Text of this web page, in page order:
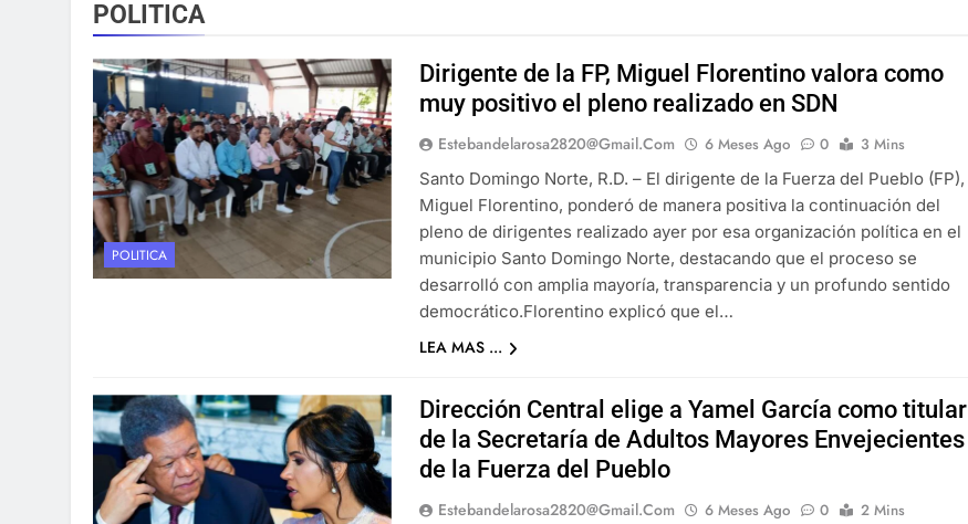
POLITICA
POLITICA
Dirigente de la FP, Miguel Florentino valora como
muy positivo el pleno realizado en SDN
Estebandelarosa2820@gmail.com 6 Meses Ago 0
3 Mins
Santo Domingo Norte, R.D. – El dirigente de la Fuerza del Pueblo (FP),
Miguel Florentino, ponderó de manera positiva la continuación del
pleno de dirigentes realizado ayer por esa organización política en el
municipio Santo Domingo Norte, destacando que el proceso se
desarrolló con amplia mayoría, transparencia y un profundo sentido
democrático.Florentino explicó que el…
LEA MAS ...
Dirección Central elige a Yamel García como titular
de la Secretaría de Adultos Mayores Envejecientes
de la Fuerza del Pueblo
Estebandelarosa2820@gmail.com 6 Meses Ago 0
2 Mins